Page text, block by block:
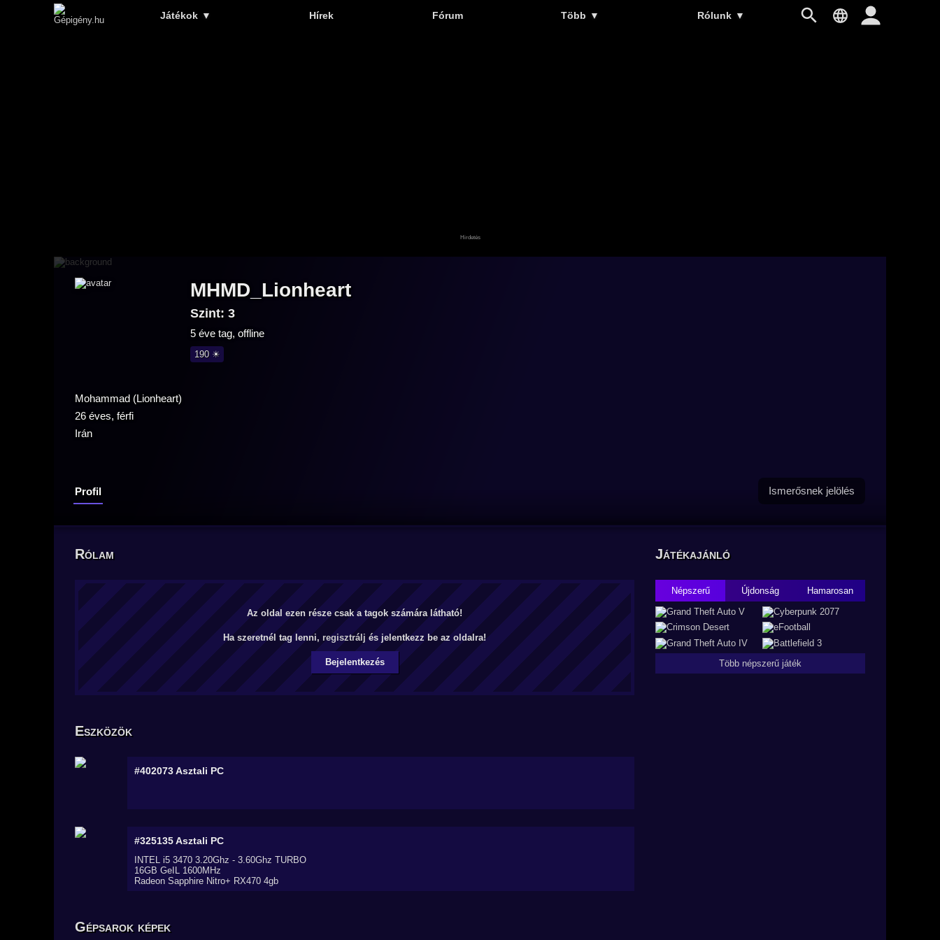
Játékok ▼ Hírek Fórum Több ▼ Rólunk ▼
MHMD_Lionheart
Szint: 3
5 éve tag, offline
190 ☀
Mohammad (Lionheart)
26 éves, férfi
Irán
Profil Ismerősnek jelölés
Rólam
Az oldal ezen része csak a tagok számára látható!
Ha szeretnél tag lenni, regisztrálj és jelentkezz be az oldalra!
Bejelentkezés
Eszközök
#402073Asztali PC
#325135Asztali PC
INTEL i5 3470 3.20Ghz - 3.60Ghz TURBO
16GB GeIL 1600MHz
Radeon Sapphire Nitro+ RX470 4gb
Gépsarok képek
Játékajánló
Népszerű Újdonság Hamarosan
Több népszerű játék